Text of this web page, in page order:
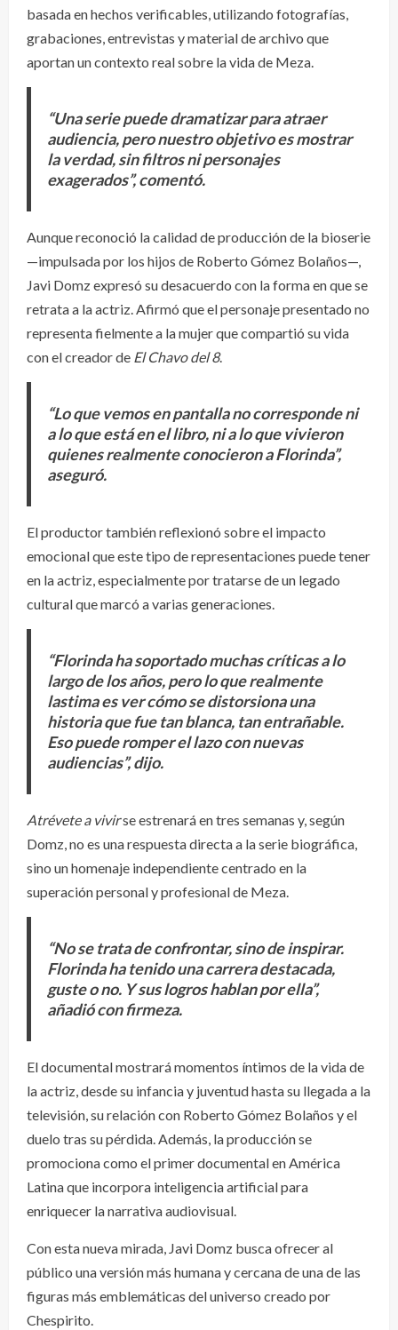
basada en hechos verificables, utilizando fotografías,
grabaciones, entrevistas y material de archivo que
aportan un contexto real sobre la vida de Meza.
“Una serie puede dramatizar para atraer
audiencia, pero nuestro objetivo es mostrar
la verdad, sin filtros ni personajes
exagerados”, comentó.
Aunque reconoció la calidad de producción de la bioserie
—impulsada por los hijos de Roberto Gómez Bolaños—,
Javi Domz expresó su desacuerdo con la forma en que se
retrata a la actriz. Afirmó que el personaje presentado no
representa fielmente a la mujer que compartió su vida
con el creador de El Chavo del 8.
“Lo que vemos en pantalla no corresponde ni
a lo que está en el libro, ni a lo que vivieron
quienes realmente conocieron a Florinda”,
aseguró.
El productor también reflexionó sobre el impacto
emocional que este tipo de representaciones puede tener
en la actriz, especialmente por tratarse de un legado
cultural que marcó a varias generaciones.
“Florinda ha soportado muchas críticas a lo
largo de los años, pero lo que realmente
lastima es ver cómo se distorsiona una
historia que fue tan blanca, tan entrañable.
Eso puede romper el lazo con nuevas
audiencias”, dijo.
Atrévete a vivirse estrenará en tres semanas y, según
Domz, no es una respuesta directa a la serie biográfica,
sino un homenaje independiente centrado en la
superación personal y profesional de Meza.
“No se trata de confrontar, sino de inspirar.
Florinda ha tenido una carrera destacada,
guste o no. Y sus logros hablan por ella”,
añadió con firmeza.
El documental mostrará momentos íntimos de la vida de
la actriz, desde su infancia y juventud hasta su llegada a la
televisión, su relación con Roberto Gómez Bolaños y el
duelo tras su pérdida. Además, la producción se
promociona como el primer documental en América
Latina que incorpora inteligencia artificial para
enriquecer la narrativa audiovisual.
Con esta nueva mirada, Javi Domz busca ofrecer al
público una versión más humana y cercana de una de las
figuras más emblemáticas del universo creado por
Chespirito.